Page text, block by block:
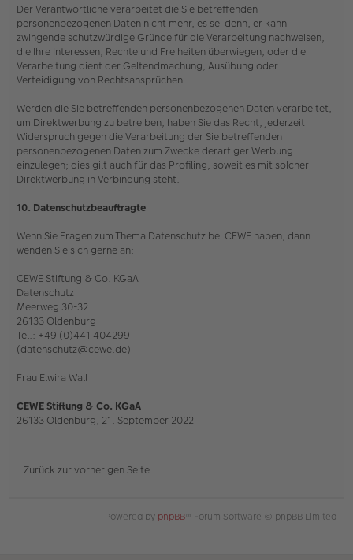
Der Verantwortliche verarbeitet die Sie betreffenden
personenbezogenen Daten nicht mehr, es sei denn, er kann
zwingende schutzwürdige Gründe für die Verarbeitung nachweisen,
die Ihre Interessen, Rechte und Freiheiten überwiegen, oder die
Verarbeitung dient der Geltendmachung, Ausübung oder
Verteidigung von Rechtsansprüchen.
Werden die Sie betreffenden personenbezogenen Daten verarbeitet,
um Direktwerbung zu betreiben, haben Sie das Recht, jederzeit
Widerspruch gegen die Verarbeitung der Sie betreffenden
personenbezogenen Daten zum Zwecke derartiger Werbung
einzulegen; dies gilt auch für das Profiling, soweit es mit solcher
Direktwerbung in Verbindung steht.
10. Datenschutzbeauftragte
Wenn Sie Fragen zum Thema Datenschutz bei CEWE haben, dann
wenden Sie sich gerne an:
CEWE Stiftung & Co. KGaA
Datenschutz
Meerweg 30-32
26133 Oldenburg
Tel.: +49 (0)441 404299
(datenschutz@cewe.de)
Frau Elwira Wall
CEWE Stiftung & Co. KGaA
26133 Oldenburg, 21. September 2022
Zurück zur vorherigen Seite
Powered by phpBB® Forum Software © phpBB Limited